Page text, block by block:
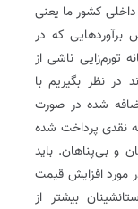
کشور ما یعنی
برآوردهایی که در
تورم‌زایی ناشی از
زده‌اند در نظر بگیریم با
شده در صورت
حجم کل یارانه نقدی پرداخت شده
و بی‌پناهان. باید
در مورد افزایش قیمت
بیشتر از